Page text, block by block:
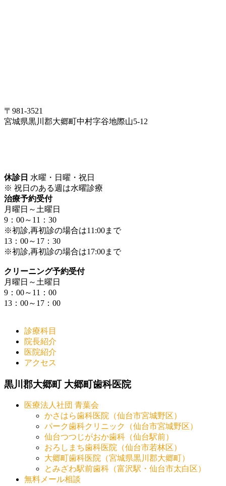
〒981-3521
宮城県黒川郡大郷町中村字谷地際山5-12
休診日 水曜・日曜・祝日
※ 祝日のある週は水曜診療
治療予約受付
月曜日～土曜日
9：00～11：30
※初診,再初診の場合は11:00まで
13：00～17：30
※初診,再初診の場合は17:00まで
クリーニング予約受付
月曜日～土曜日
9：00～11：00
13：00～17：00
診療科目
院長紹介
医院紹介
アクセス
黒川郡大郷町 大郷町歯科医院
医療法人社団 青葉会
かさはら歯科医院（仙台市宮城野区）
パーク歯科クリニック（仙台市宮城野区）
仙台つつじがおか歯科（仙台駅前）
おろしまち歯科医院（仙台市若林区）
大郷町歯科医院（宮城県黒川郡大郷町）
とみざわ駅前歯科（富沢駅・仙台市太白区）
無料メール相談